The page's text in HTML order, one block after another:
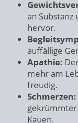
an
hervor.
auffällige
Apathie:
mehr am
freudig.
Schmerzen:
Kauen.